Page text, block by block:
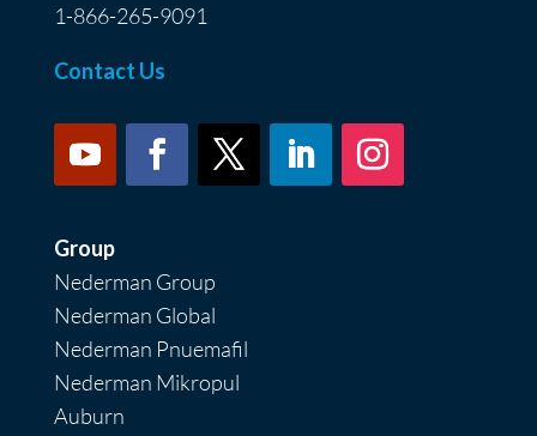
1-866-265-9091
Contact Us
Group
Nederman Group
Nederman Global
Nederman Pnuemafil
Nederman Mikropul
Auburn